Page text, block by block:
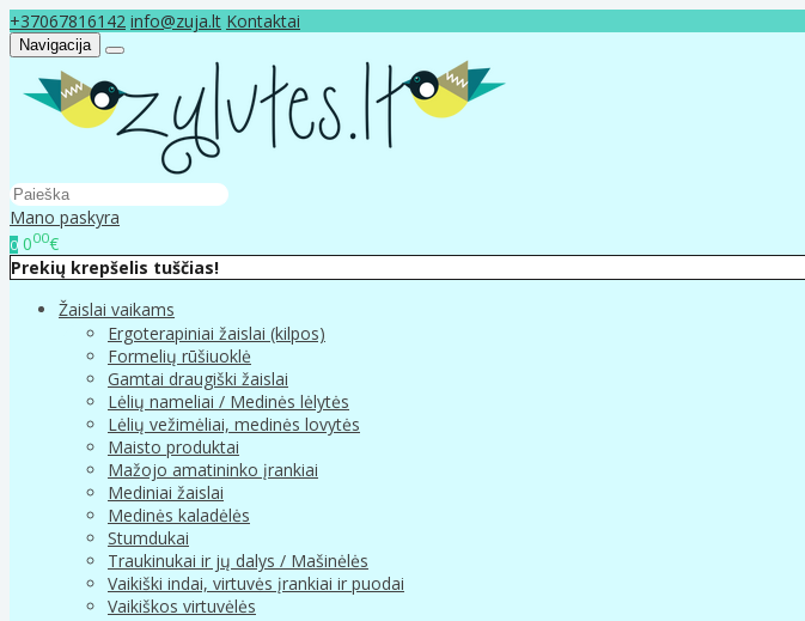
+37067816142 info@zuja.lt Kontaktai
Navigacija
Mano paskyra
0 000€
Prekių krepšelis tuščias!
Žaislai vaikams
Ergoterapiniai žaislai (kilpos)
Formelių rūšiuoklė
Gamtai draugiški žaislai
Lėlių nameliai / Medinės lėlytės
Lėlių vežimėliai, medinės lovytės
Maisto produktai
Mažojo amatininko įrankiai
Mediniai žaislai
Medinės kaladėlės
Stumdukai
Traukinukai ir jų dalys / Mašinėlės
Vaikiški indai, virtuvės įrankiai ir puodai
Vaikiškos virtuvėlės